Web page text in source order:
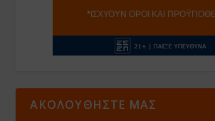
ΑΚΟΛΟΥΘΗΣΤΕ ΜΑΣ